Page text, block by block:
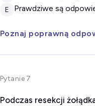
E prawdziwe są
Poznaj poprawną
Pytanie 7
Podczas resekcji